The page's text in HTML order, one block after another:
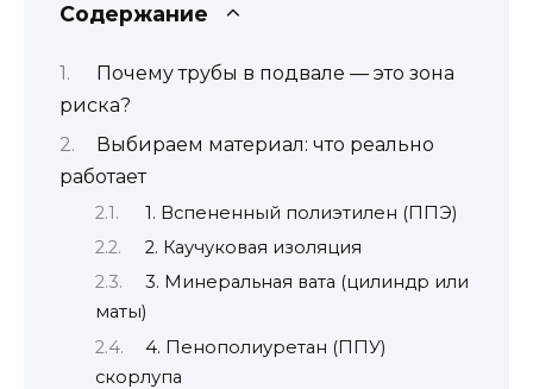
Содержание
Почему трубы в подвале — это зона
риска?
Выбираем материал: что реально
работает
1. Вспененный полиэтилен (ППЭ)
2. Каучуковая изоляция
3. Минеральная вата (цилиндр или
маты)
4. Пенополиуретан (ППУ)
скорлупа